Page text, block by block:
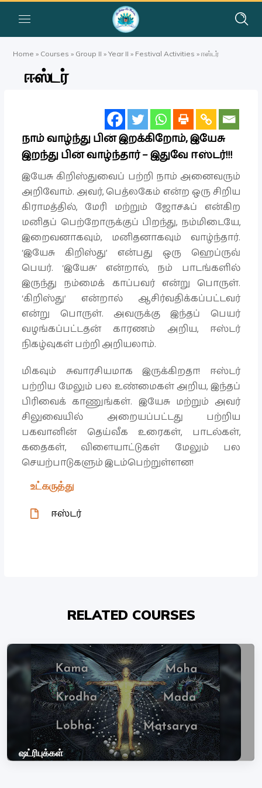
Home » Courses » Group II »Year II » Festival Activities »ஈஸ்டர்
ஈஸ்டர்
நாம் வாழ்ந்து பின் இறக்கிறோம், இயேசு
இறந்து பின் வாழ்ந்தார் – இதுவே ஈஸ்டர்!!!
இயேசு கிறிஸ்துவைப் பற்றி நாம் அனைவரும்
அறிவோம். அவர், பெத்லகேம் என்ற ஒரு சிறிய
கிராமத்தில், மேரி மற்றும் ஜோசஃப் என்கிற
மனிதப் பெற்றோருக்குப் பிறந்து, நம்மிடையே,
இறைவனாகவும், மனிதனாகவும் வாழ்ந்தார்.
‘இயேசு கிறிஸ்து’ என்பது ஒரு ஹெப்ருவ்
பெயர். ‘இயேசு’ என்றால், நம் பாடங்களில்
இருந்து நம்மைக் காப்பவர் என்று பொருள்.
‘கிறிஸ்து’ என்றால் ஆசிர்வதிக்கப்பட்டவர்
என்று பொருள். அவருக்கு இந்தப் பெயர்
வழங்கப்பட்டதன் காரணம் அறிய, ஈஸ்டர்
நிகழ்வுகள் பற்றி அறியலாம்.
மிகவும் சுவாரசியமாக இருக்கிறதா! ஈஸ்டர்
பற்றிய மேலும் பல உண்மைகள் அறிய, இந்தப்
பிரிவைக் காணுங்கள். இயேசு மற்றும் அவர்
சிலுவையில் அறையப்பட்டது பற்றிய
பகவானின் தெய்வீக உரைகள், பாடல்கள்,
கதைகள், விளையாட்டுகள் மேலும் பல
செயற்பாடுகளும் இடம்பெற்றுள்ளன!
உட்கருத்து
ஈஸ்டர்
RELATED COURSES
ஷட்ரிபுக்கள்